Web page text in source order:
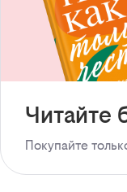
Читайте
Покупайте